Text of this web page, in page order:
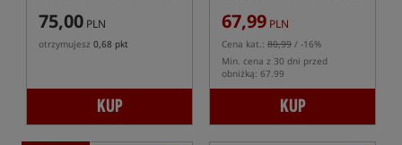
75,00 PLN
otrzymujesz 0,68 pkt
KUP
67,99 PLN
Cena kat.: 80,99 / -16%
Min. cena z 30 dni przed
obniżką: 67.99
KUP